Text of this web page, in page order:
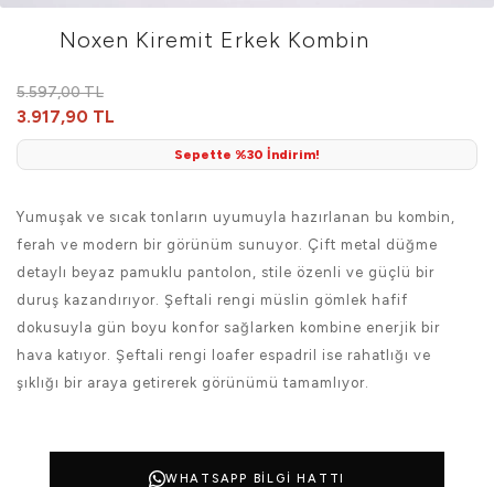
Noxen Kiremit Erkek Kombin
5.597,00 TL
3.917,90 TL
Sepette %30 İndirim!
Yumuşak ve sıcak tonların uyumuyla hazırlanan bu kombin,
ferah ve modern bir görünüm sunuyor. Çift metal düğme
detaylı beyaz pamuklu pantolon, stile özenli ve güçlü bir
duruş kazandırıyor. Şeftali rengi müslin gömlek hafif
dokusuyla gün boyu konfor sağlarken kombine enerjik bir
hava katıyor. Şeftali rengi loafer espadril ise rahatlığı ve
şıklığı bir araya getirerek görünümü tamamlıyor.
WHATSAPP BILGI HATTI